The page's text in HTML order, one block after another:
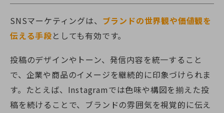
SNSマーケティングは、 ブランドの世界観や価値観を
伝える手段としても有効です。
投稿のデザインやトーン、発信内容を統一すること
で、企業や商品のイメージを継続的に印象づけられま
す。たとえば、Instagramでは色味や構図を揃えた投
稿を続けることで、ブランドの雰囲気を視覚的に伝え